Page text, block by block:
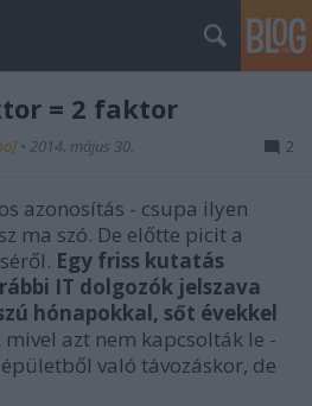
= 2 faktor
• 2014. május 30. 2
azonosítás - csupa ilyen
ma szó. De előtte picit a
Egy friss kutatás
IT dolgozók jelszava
hónapokkal, sőt évekkel
mivel azt nem kapcsolták le -
való távozáskor, de